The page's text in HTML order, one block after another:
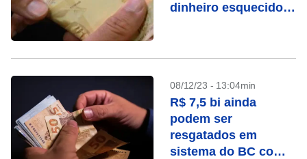
dinheiro esquecido
08/12/23 - 13:04min
R$ 7,5 bi ainda
podem ser
resgatados em
sistema do BC com